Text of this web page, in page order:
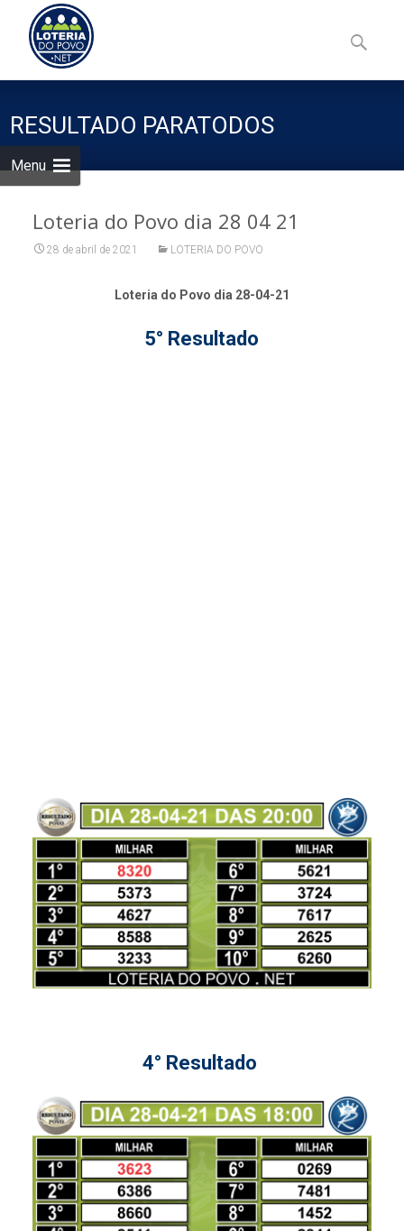
Menu
to
content
por:
RESULTADO PARATODOS
Loteria do Povo dia 28 04 21
28 de abril de 2021 LOTERIA DO POVO
Loteria do Povo dia 28-04-21
5° Resultado
4° Resultado